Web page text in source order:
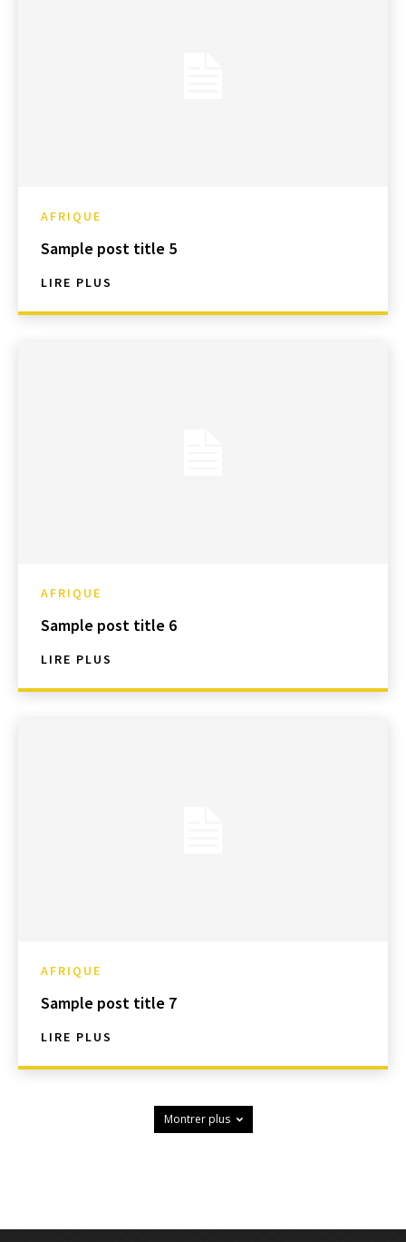
AFRIQUE
Sample post title 5
LIRE PLUS
AFRIQUE
Sample post title 6
LIRE PLUS
AFRIQUE
Sample post title 7
LIRE PLUS
Montrer plus